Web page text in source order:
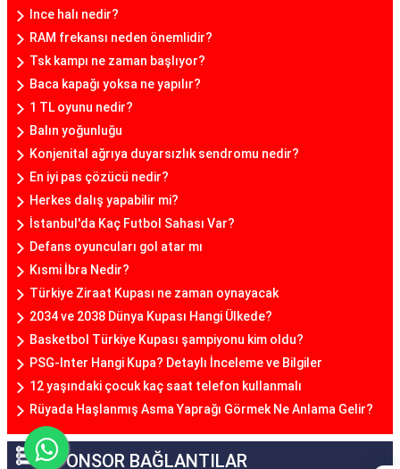
Ince halı nedir?
RAM frekansı neden önemlidir?
Tsk kampı ne zaman başlıyor?
Baca kapağı yoksa ne yapılır?
1 TL oyunu nedir?
Balın yoğunluğu
Konjenital ağrıya duyarsızlık sendromu nedir?
En iyi pas çözücü nedir?
Herkes dalış yapabilir mi?
İstanbul'da Kaç Futbol Sahası Var?
Defans oyuncuları gol atar mı
Kısmi İbra Nedir?
Türkiye Ziraat Kupası ne zaman oynayacak
2034 ve 2038 Dünya Kupası Hangi Ülkede?
Basketbol Türkiye Kupası şampiyonu kim oldu?
PSG-Inter Hangi Kupa? Detaylı İnceleme ve Bilgiler
12 yaşındaki çocuk kaç saat telefon kullanmalı
Rüyada Haşlanmış Asma Yaprağı Görmek Ne Anlama Gelir?
SPONSOR BAĞLANTILAR